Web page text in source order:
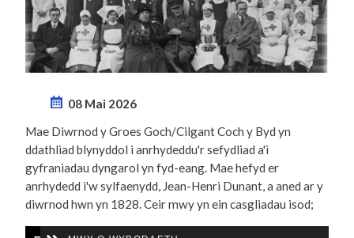
08 Mai 2026
Mae Diwrnod y Groes Goch/Cilgant Coch y Byd yn
ddathliad blynyddol i anrhydeddu'r sefydliad a'i
gyfraniadau dyngarol yn fyd-eang. Mae hefyd er
anrhydedd i'w sylfaenydd, Jean-Henri Dunant, a aned ar y
diwrnod hwn yn 1828. Ceir mwy yn ein casgliadau isod;